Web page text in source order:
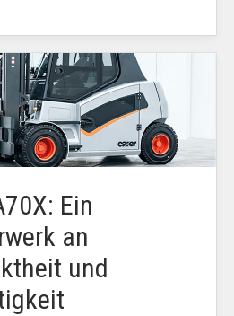
Ein
an
und